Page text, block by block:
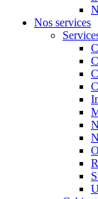
Nos services